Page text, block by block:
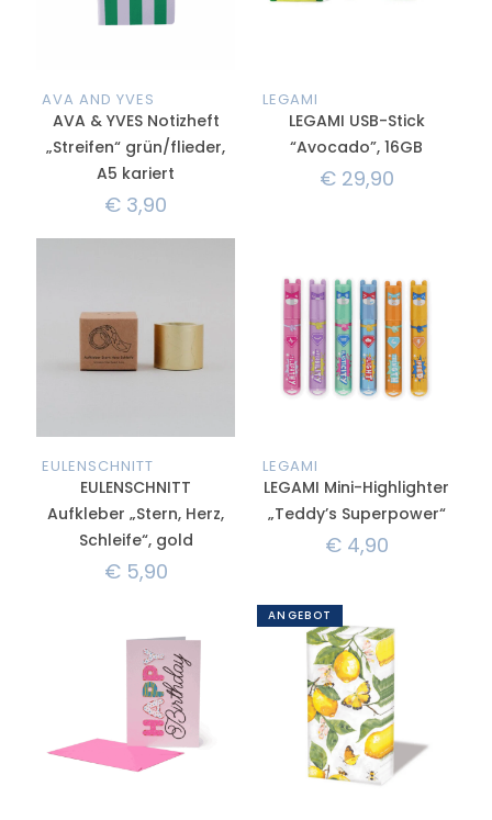
AVA AND YVES
AVA & YVES Notizheft
„Streifen“ grün/flieder,
A5 kariert
€ 3,90
LEGAMI
LEGAMI USB-Stick
“Avocado”, 16GB
€29,90
EULENSCHNITT
EULENSCHNITT
Aufkleber „Stern, Herz,
Schleife“, gold
€5,90
LEGAMI
LEGAMI Mini-Highlighter
„Teddy’s Superpower“
€4,90
ANGEBOT